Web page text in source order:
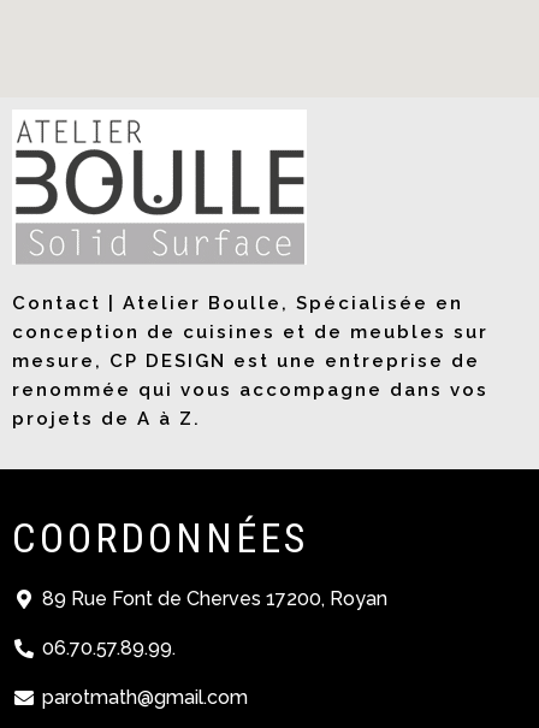
Contact | Atelier Boulle, Spécialisée en
conception de cuisines et de meubles sur
mesure, CP DESIGN est une entreprise de
renommée qui vous accompagne dans vos
projets de A à Z.
COORDONNÉES
89 Rue Font de Cherves 17200, Royan
06.70.57.89.99.
parotmath@gmail.com